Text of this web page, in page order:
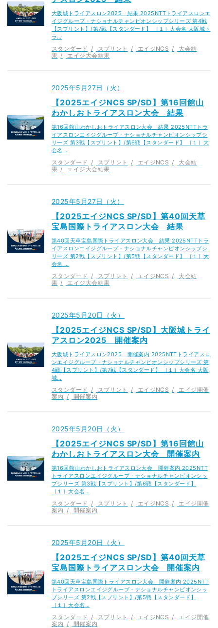
大阪城トライアスロン2025 結果 2025NTTトライアスロンエ
イジグループ・ナショナルチャンピオンシップシリーズ 第4戦
【スプリント】/第7戦【スタンダード】 ［１］大会名 大阪城ト
ラ…
スタンダード スプリント エイジNCS
大会結
果
エイジ大会結果
2025年5月27日（火）
【2025エイジNCS SP/SD】第16回館山
わかしおトライアスロン大会 結果
第16回館山わかしおトライアスロン大会 結果 2025NTTトラ
イアスロンエイジグループ・ナショナルチャンピオンシップシ
リーズ 第3戦【スプリント】/第6戦【スタンダード】 ［１］大
会名 …
スタンダード スプリント エイジNCS
大会結
果
エイジ大会結果
2025年5月27日（火）
【2025エイジNCS SP/SD】第40回天草
宝島国際トライアスロン大会 結果
第40回天草宝島国際トライアスロン大会 結果 2025NTTトラ
イアスロンエイジグループ・ナショナルチャンピオンシップシ
リーズ 第2戦【スプリント】/第5戦【スタンダード】 ［１］大
会名 …
スタンダード スプリント エイジNCS
大会結
果
エイジ大会結果
2025年5月20日（火）
【2025エイジNCS SP/SD】大阪城トライ
アスロン2025 開催案内
大阪城トライアスロン2025 開催案内 2025NTTトライアスロ
ンエイジグループ・ナショナルチャンピオンシップシリーズ 第
4戦【スプリント】/第7戦【スタンダード】 ［１］大会名 大阪
城…
スタンダード スプリント エイジNCS
エイジ開催
案内
開催案内
2025年5月20日（火）
【2025エイジNCS SP/SD】第16回館山
わかしおトライアスロン大会 開催案内
第16回館山わかしおトライアスロン大会 開催案内 2025NTT
トライアスロンエイジグループ・ナショナルチャンピオンシッ
プシリーズ 第3戦【スプリント】/第6戦【スタンダード】
［１］大会名…
スタンダード スプリント エイジNCS
エイジ開催
案内
開催案内
2025年5月20日（火）
【2025エイジNCS SP/SD】第40回天草
宝島国際トライアスロン大会 開催案内
第40回天草宝島国際トライアスロン大会 開催案内 2025NTT
トライアスロンエイジグループ・ナショナルチャンピオンシッ
プシリーズ 第2戦【スプリント】/第5戦【スタンダード】
［１］大会名…
スタンダード スプリント エイジNCS
エイジ開催
案内
開催案内